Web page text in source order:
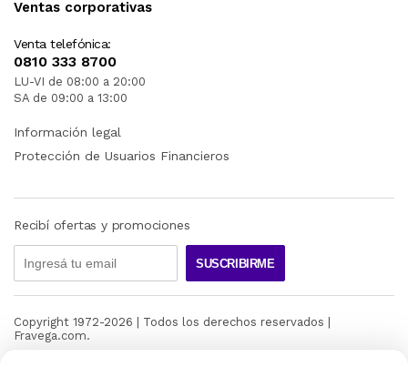
Ventas corporativas
Venta telefónica:
0810 333 8700
LU-VI de 08:00 a 20:00
SA de 09:00 a 13:00
Información legal
Protección de Usuarios Financieros
Recibí ofertas y promociones
SUSCRIBIRME
Copyright 1972-2026 | Todos los derechos reservados |
Fravega.com.